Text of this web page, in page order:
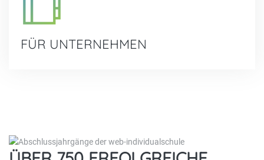
FÜR UNTERNEHMEN